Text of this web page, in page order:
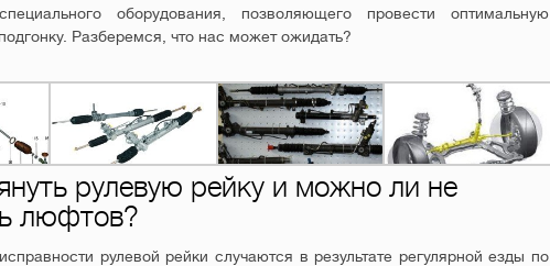
оборудования, позволяющего провести оптимальную
Разберемся, что нас может ожидать?
рулевую рейку и можно ли не
люфтов?
рулевой рейки случаются в результате регулярной езды по